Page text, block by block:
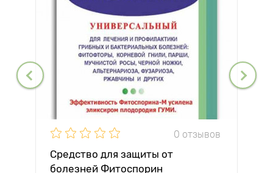
0 отзывов
Средство для защиты от
болезней Фитоспорин